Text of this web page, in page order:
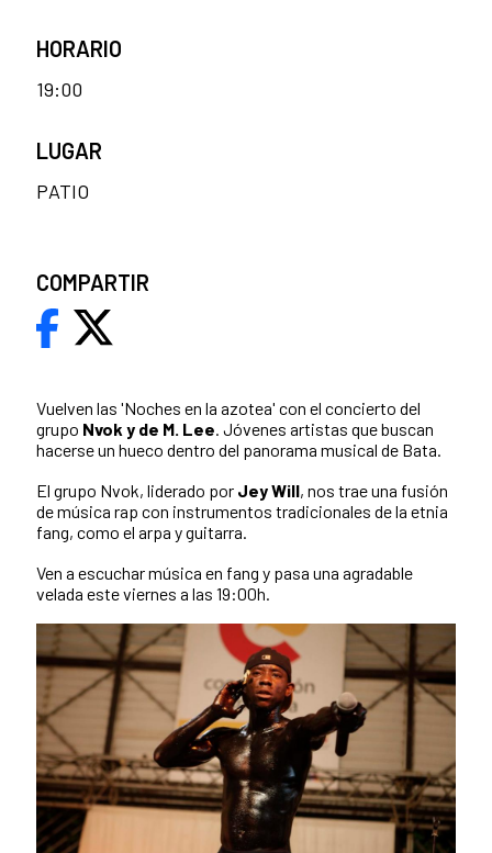
Vuelven las 'Noches en la azotea' con el concierto del
grupo Nvok y de M. Lee. Jóvenes artistas que buscan
hacerse un hueco dentro del panorama musical de Bata.
El grupo Nvok, liderado por Jey Will, nos trae una fusión
de música rap con instrumentos tradicionales de la etnia
fang, como el arpa y guitarra.
Ven a escuchar música en fang y pasa una agradable
velada este viernes a las 19:00h.
HORARIO
19:00
LUGAR
PATIO
COMPARTIR